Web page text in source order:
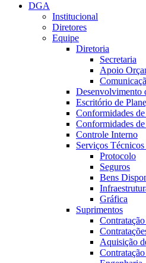
DGA
Institucional
Diretores
Equipe
Diretoria
Secretaria
Apoio
Desenvolvimento
Escritório de
Conformidades
Conformidades
Controle Interno
Serviços
Protocolo
Seguros
Bens
Gráfica
Suprimentos
Aquisição